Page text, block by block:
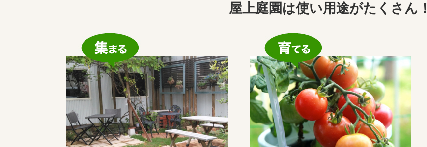
屋上庭園は使い用途がたくさん！